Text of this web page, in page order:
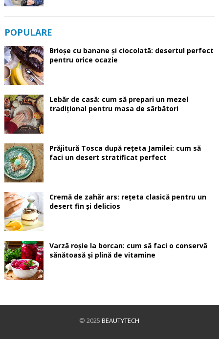
POPULARE
Brioșe cu banane și ciocolată: desertul perfect
pentru orice ocazie
Lebăr de casă: cum să prepari un mezel
tradițional pentru masa de sărbători
Prăjitură Tosca după rețeta Jamilei: cum să
faci un desert stratificat perfect
Cremă de zahăr ars: rețeta clasică pentru un
desert fin și delicios
Varză roșie la borcan: cum să faci o conservă
sănătoasă și plină de vitamine
© 2025BEAUTYTECH